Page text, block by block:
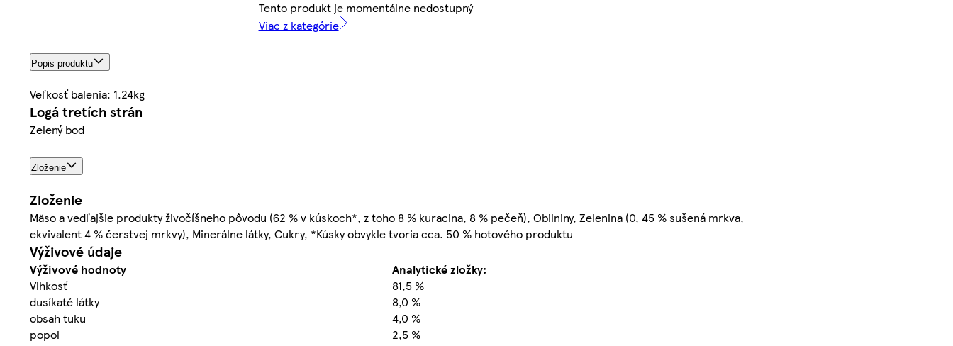
Tento produkt je momentálne nedostupný
Viac z kategórie
Popis produktu
Veľkosť balenia: 1.24kg
Logá tretích strán
Zelený bod
Zloženie
Zloženie
Mäso a vedľajšie produkty živočíšneho pôvodu (62 % v kúskoch*, z toho 8 % kuracina, 8 % pečeň), Obilniny, Zelenina (0, 45 % sušená mrkva,
ekvivalent 4 % čerstvej mrkvy), Minerálne látky, Cukry, *Kúsky obvykle tvoria cca. 50 % hotového produktu
Výživové údaje
Výživové hodnoty
Analytické zložky:
Vlhkosť
81,5 %
dusíkaté látky
8,0 %
obsah tuku
4,0 %
popol
2,5 %